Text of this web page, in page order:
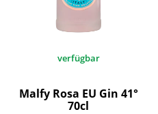
verfügbar
Malfy Rosa EU Gin 41°
70cl